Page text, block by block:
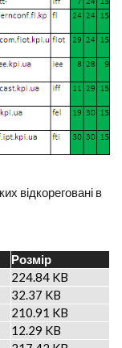
відкореговані в
Розмір
224.84 KB
32.37 KB
210.91 KB
12.29 KB